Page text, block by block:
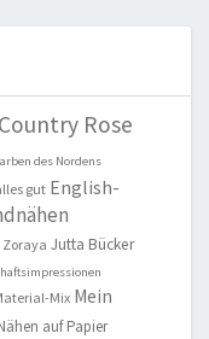
Country Rose
des Nordens
gut English-
Jutta Bücker
Mix Mein
auf Papier